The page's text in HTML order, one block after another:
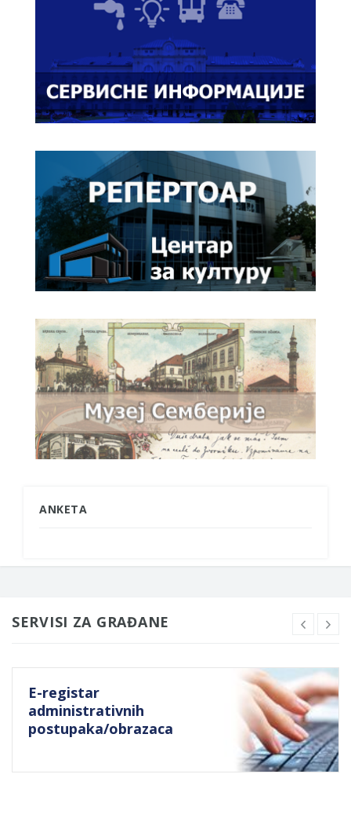
ANKETA
SERVISI ZA GRAĐANE
E-registar
administrativnih
postupaka/obrazaca